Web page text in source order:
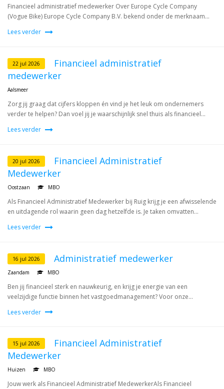
Financieel administratief medewerker Over Europe Cycle Company
(Vogue Bike) Europe Cycle Company B.V. bekend onder de merknaam...
Lees verder
22 jul 2026
Financieel administratief
medewerker
Aalsmeer
Zorg jij graag dat cijfers kloppen én vind je het leuk om ondernemers
verder te helpen? Dan voel jij je waarschijnlijk snel thuis als financieel...
Lees verder
20 jul 2026
Financieel Administratief
Medewerker
Oostzaan MBO
Als Financieel Administratief Medewerker bij Ruig krijg je een afwisselende
en uitdagende rol waarin geen dag hetzelfde is. Je taken omvatten...
Lees verder
16 jul 2026 Administratief medewerker
Zaandam MBO
Ben jij financieel sterk en nauwkeurig, en krijg je energie van een
veelzijdige functie binnen het vastgoedmanagement? Voor onze...
Lees verder
15 jul 2026
Financieel Administratief
Medewerker
Huizen MBO
Jouw werk als Financieel Administratief MedewerkerAls Financieel